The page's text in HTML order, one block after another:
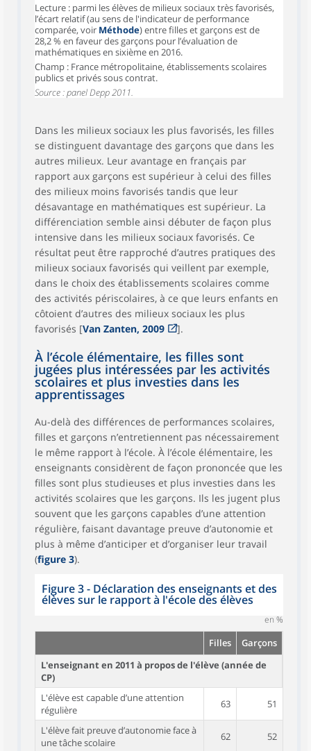
Lecture : parmi les élèves de milieux sociaux très favorisés,
l’écart relatif (au sens de l'indicateur de performance
comparée, voir Méthode) entre filles et garçons est de
28,2 % en faveur des garçons pour l’évaluation de
mathématiques en sixième en 2016.
Champ : France métropolitaine, établissements scolaires
publics et privés sous contrat.
Source : panel Depp 2011.
Dans les milieux sociaux les plus favorisés, les filles
se distinguent davantage des garçons que dans les
autres milieux. Leur avantage en français par
rapport aux garçons est supérieur à celui des filles
des milieux moins favorisés tandis que leur
désavantage en mathématiques est supérieur. La
différenciation semble ainsi débuter de façon plus
intensive dans les milieux sociaux favorisés. Ce
résultat peut être rapproché d’autres pratiques des
milieux sociaux favorisés qui veillent par exemple,
dans le choix des établissements scolaires comme
des activités périscolaires, à ce que leurs enfants en
côtoient d’autres des milieux sociaux les plus
favorisés [Van Zanten, 2009 ].
À l’école élémentaire, les filles sont
jugées plus intéressées par les activités
scolaires et plus investies dans les
apprentissages
Au-delà des différences de performances scolaires,
filles et garçons n’entretiennent pas nécessairement
le même rapport à l’école. À l’école élémentaire, les
enseignants considèrent de façon prononcée que les
filles sont plus studieuses et plus investies dans les
activités scolaires que les garçons. Ils les jugent plus
souvent que les garçons capables d’une attention
régulière, faisant davantage preuve d’autonomie et
plus à même d’anticiper et d’organiser leur travail
(figure 3).
Figure 3 - Déclaration des enseignants et des
élèves sur le rapport à l'école des élèves
en %
Filles
Garçons
L'enseignant en 2011 à propos de l'élève (année de
CP)
L'élève est capable d’une attention
régulière
63 51
L'élève fait preuve d’autonomie face à
une tâche scolaire
62 52